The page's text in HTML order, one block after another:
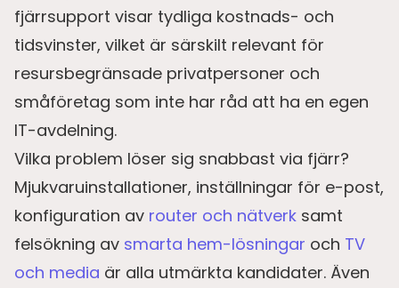
fjärrsupport visar tydliga kostnads- och
tidsvinster, vilket är särskilt relevant för
resursbegränsade privatpersoner och
småföretag som inte har råd att ha en egen
IT-avdelning.
Vilka problem löser sig snabbast via fjärr?
Mjukvaruinstallationer, inställningar för e-post,
konfiguration av router och nätverk samt
felsökning av smarta hem-lösningar och TV
och media är alla utmärkta kandidater. Även